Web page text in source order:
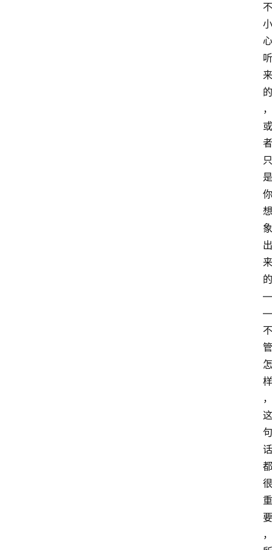
不
小
心
听
来
的
，
或
者
只
是
你
想
象
出
来
的
—
—
不
管
怎
样
，
这
句
话
都
很
重
要
，